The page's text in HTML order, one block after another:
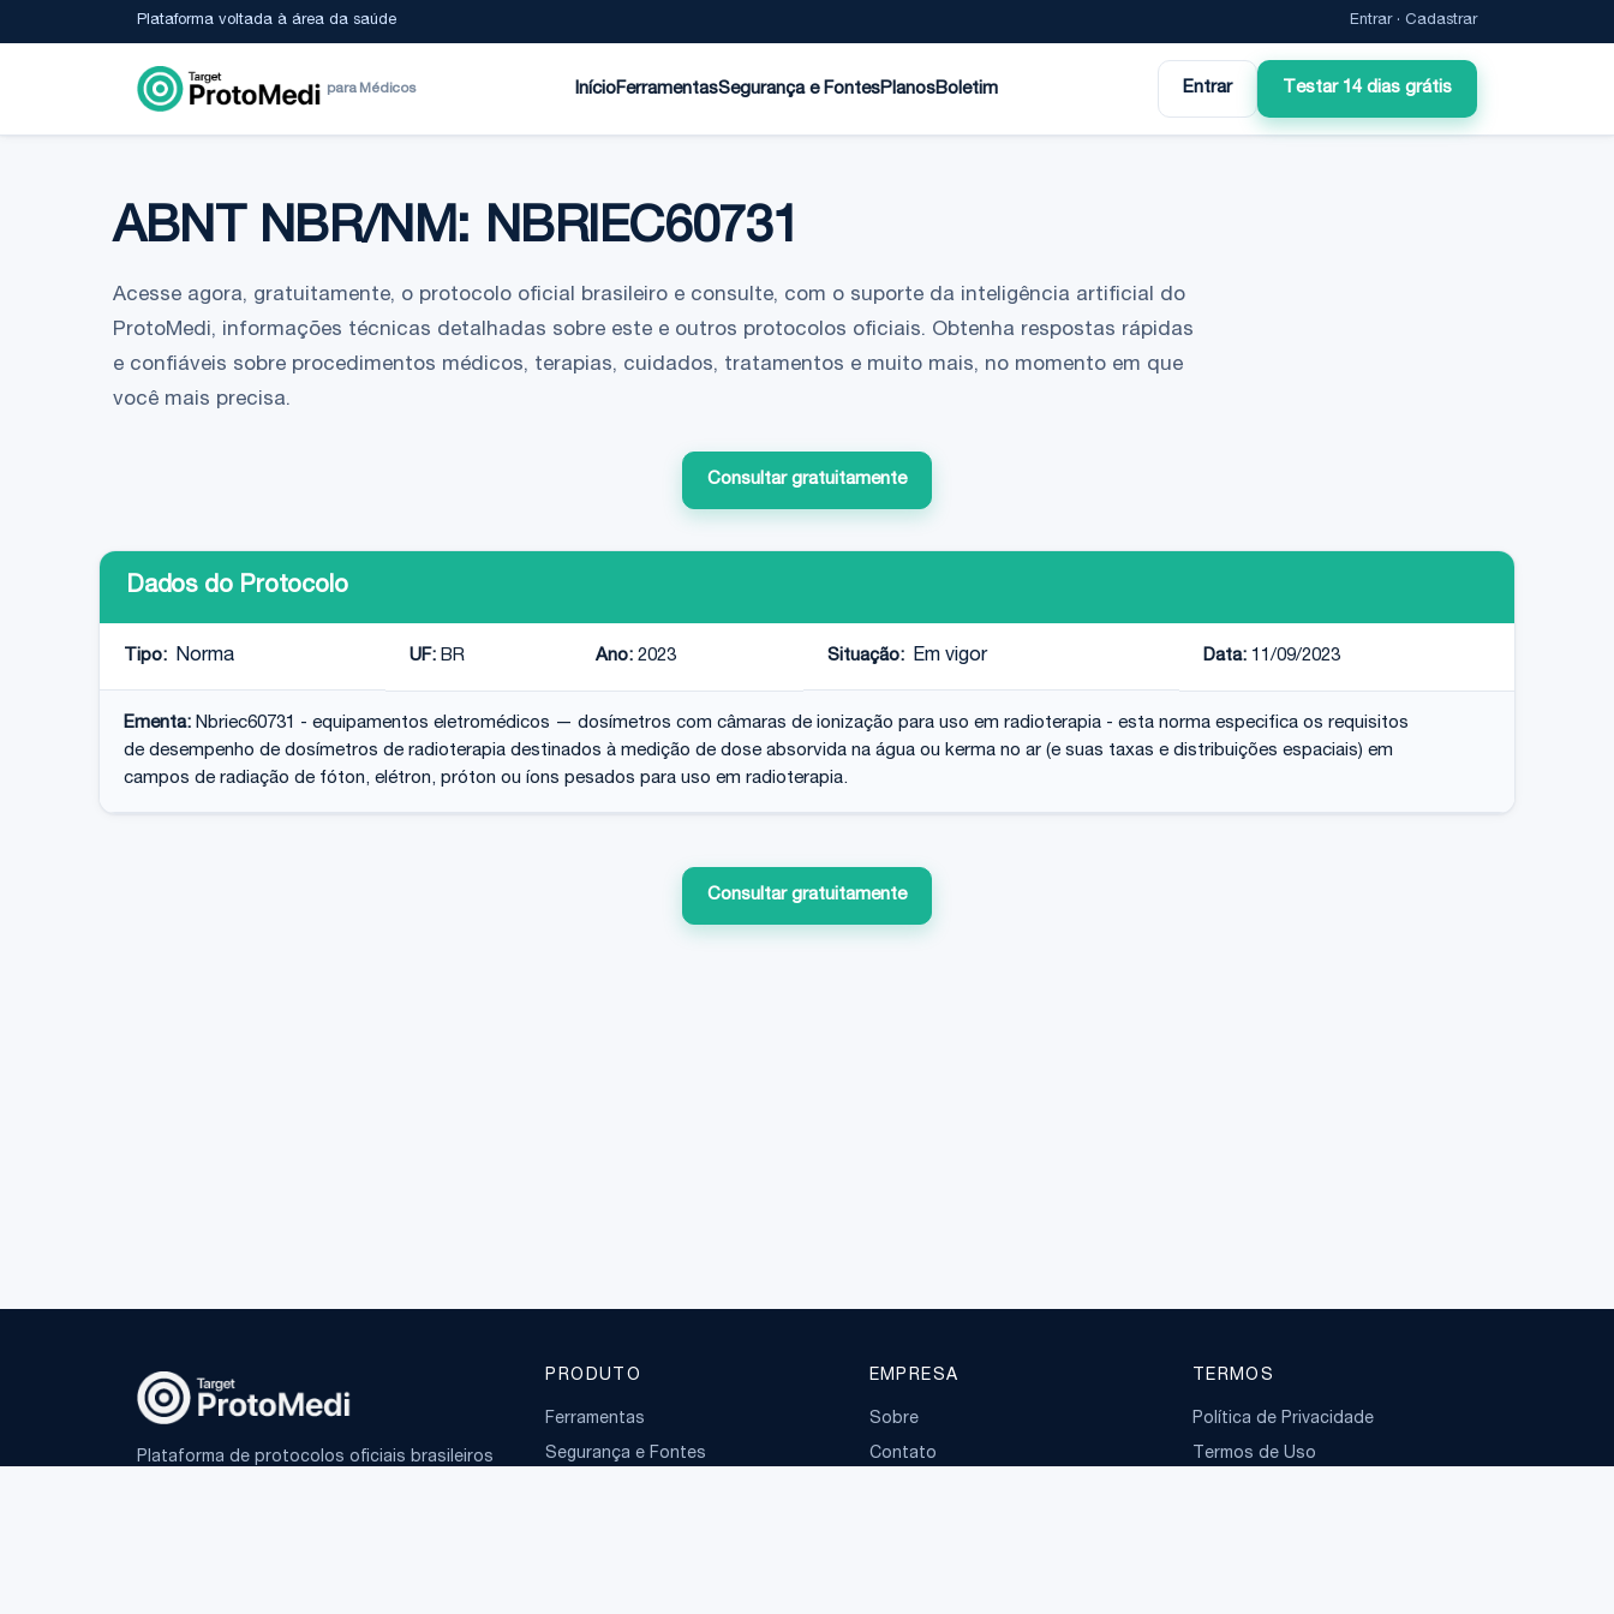
Plataforma voltada à área da saúde Entrar· Cadastrar
para Médicos InícioFerramentasSegurança e FontesPlanosBoletim Entrar Testar 14 dias grátis
ABNT NBR/NM: NBRIEC60731
Acesse agora, gratuitamente, o protocolo oficial brasileiro e consulte, com o suporte da inteligência artificial do
ProtoMedi, informações técnicas detalhadas sobre este e outros protocolos oficiais. Obtenha respostas rápidas
e confiáveis sobre procedimentos médicos, terapias, cuidados, tratamentos e muito mais, no momento em que
você mais precisa.
Consultar gratuitamente
Dados do Protocolo
Tipo: Norma UF: BR Ano: 2023 Situação: Em vigor Data: 11/09/2023
Ementa: Nbriec60731 - equipamentos eletromédicos — dosímetros com câmaras de ionização para uso em radioterapia - esta norma especifica os requisitos
de desempenho de dosímetros de radioterapia desti­nados à medição de dose absorvida na água ou kerma no ar (e suas taxas e distribuições espaciais) em
campos de radiação de fóton, elétron, próton ou íons pesados para uso em radioterapia.
Consultar gratuitamente
Plataforma de protocolos oficiais brasileiros
PRODUTO
Ferramentas
Segurança e Fontes
EMPRESA
Sobre
Contato
TERMOS
Política de Privacidade
Termos de Uso